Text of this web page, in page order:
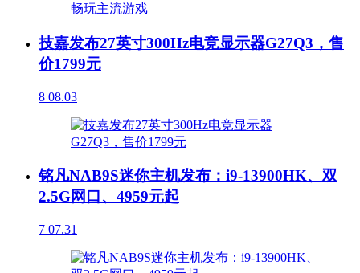
技嘉发布27英寸300Hz电竞显示器G27Q3，售
价1799元
8 08.03
铭凡NAB9S迷你主机发布：i9-13900HK、双
2.5G网口、4959元起
7 07.31